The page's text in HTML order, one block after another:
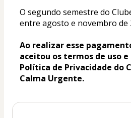
O segundo semestre do
entre agosto e novembro de
Ao realizar esse
aceitou os termos de uso
Política de Privacidade do
Calma Urgente.